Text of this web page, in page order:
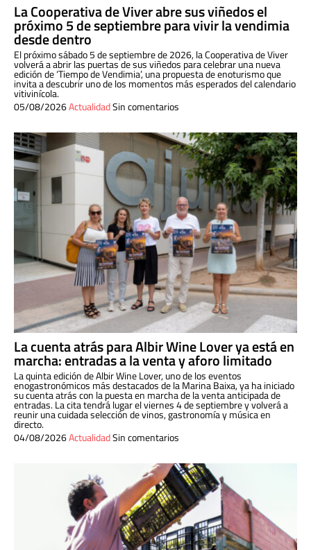
La Cooperativa de Viver abre sus viñedos el
próximo 5 de septiembre para vivir la vendimia
desde dentro
El próximo sábado 5 de septiembre de 2026, la Cooperativa de Viver
volverá a abrir las puertas de sus viñedos para celebrar una nueva
edición de ‘Tiempo de Vendimia’, una propuesta de enoturismo que
invita a descubrir uno de los momentos más esperados del calendario
vitivinícola.
05/08/2026ActualidadSin comentarios
La cuenta atrás para Albir Wine Lover ya está en
marcha: entradas a la venta y aforo limitado
La quinta edición de Albir Wine Lover, uno de los eventos
enogastronómicos más destacados de la Marina Baixa, ya ha iniciado
su cuenta atrás con la puesta en marcha de la venta anticipada de
entradas. La cita tendrá lugar el viernes 4 de septiembre y volverá a
reunir una cuidada selección de vinos, gastronomía y música en
directo.
04/08/2026ActualidadSin comentarios